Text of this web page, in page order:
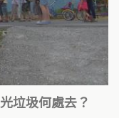
垃圾何處去？